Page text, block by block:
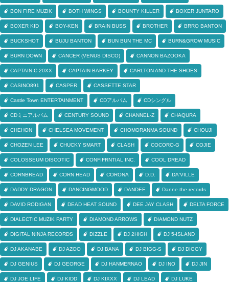
BON FIRE MUZIK BOTH WINGS BOUNTY KILLER BOXER JUNTARO
BOXER KID BOY-KEN BRAIN BUSS BROTHER BRRO BANTON
BUCKSHOT BUJU BANTON BUN BUN THE MC BURN&GROW MUSIC
BURN DOWN CANCER (VENUS DISCO) CANNON BAZOOKA
CAPTAIN-C 20XX CAPTAIN BARKEY CARLTON AND THE SHOES
CASINO891 CASPER CASSETTE STAR
Castle Town ENTERTAINMENT CDアルバム CDシングル
CDミニアルバム CENTURY SOUND CHANNEL-Z CHAQURA
CHEHON CHELSEA MOVEMENT CHOMORANMA SOUND CHOUJI
CHOZEN LEE CHUCKY SMART CLASH COCORO-G COJIE
COLOSSEUM DISCOTIC CONFIFRNTIAL INC. COOL DREAD
CORNBREAD CORN HEAD CORONA D.D. DA'VILLE
DADDY DRAGON DANCINGMOOD DANDEE Danne the records
DAVID RODIGAN DEAD HEAT SOUND DEE JAY CLASH DELTA FORCE
DIALECTIC MUZIK PARTY DIAMOND ARROWS DIAMOND NUTZ
DIGITAL NINJA RECORDS DIZZLE DJ 2HIGH DJ 5-ISLAND
DJ AKANABE DJ AZOO DJ BANA DJ BIGG-S DJ DIGGY
DJ GENIUS DJ GEORGE DJ HANMERNAO DJ INO DJ JIN
DJ JOE LIFE DJ KIDD DJ KIXXX DJ LEAD DJ LUKE